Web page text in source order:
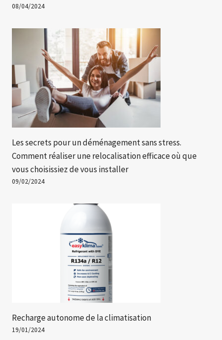
08/04/2024
Les secrets pour un déménagement sans stress.
Comment réaliser une relocalisation efficace où que
vous choisissiez de vous installer
09/02/2024
Recharge autonome de la climatisation
19/01/2024